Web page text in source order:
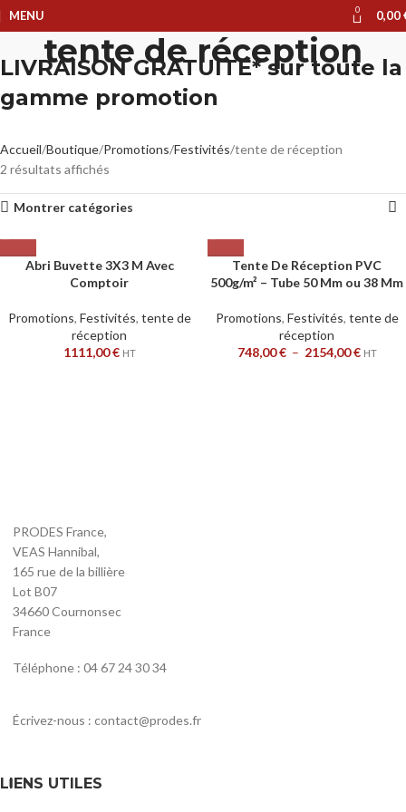
MENU 0 0,00
tente de réception
LIVRAISON GRATUITE* sur toute la
gamme promotion
Accueil Boutique Promotions Festivités tente de réception
2 résultats affichés
Montrer catégories
Abri Buvette 3X3 M Avec
Comptoir
Promotions, Festivités, tente de
réception
1111,00€ HT
Tente De Réception PVC
500g/m² – Tube 50 Mm ou 38 Mm
Promotions, Festivités, tente de
réception
748,00€ – 2154,00€ HT
PRODES France,
VEAS Hannibal,
165 rue de la billière
Lot B07
34660 Cournonsec
France
Téléphone : 04 67 24 30 34
Écrivez-nous : contact@prodes.fr
LIENS UTILES